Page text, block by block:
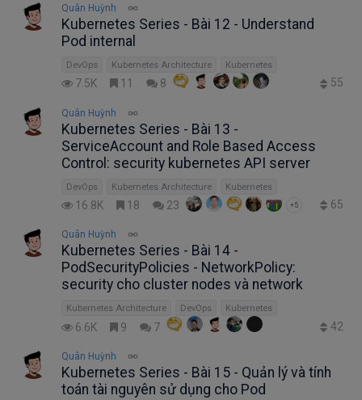
Quân Huỳnh
Kubernetes Series - Bài 12 - Understand
Pod internal
DevOps Kubernetes Architecture Kubernetes
7.5K 11 8 55
Quân Huỳnh
Kubernetes Series - Bài 13 -
ServiceAccount and Role Based Access
Control: security kubernetes API server
DevOps Kubernetes Architecture Kubernetes
16.8K 18 23 +5 65
Quân Huỳnh
Kubernetes Series - Bài 14 -
PodSecurityPolicies - NetworkPolicy:
security cho cluster nodes và network
Kubernetes Architecture DevOps Kubernetes
6.6K 9 7 42
Quân Huỳnh
Kubernetes Series - Bài 15 - Quản lý và tính
toán tài nguyên sử dụng cho Pod